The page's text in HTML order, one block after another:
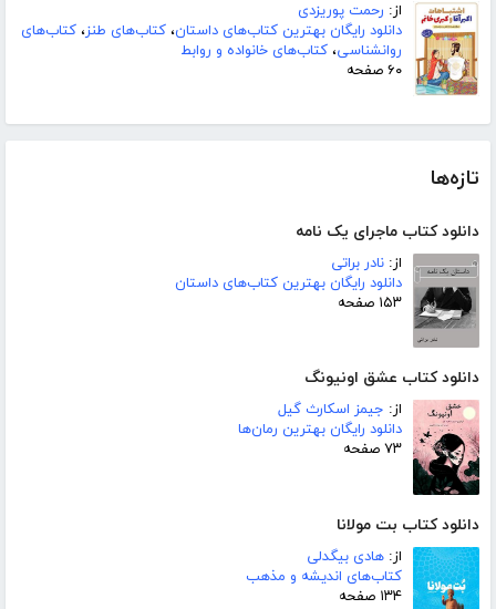
از: رحمت پوریزدی
دانلود رایگان بهترین کتاب‌های داستان، کتاب‌های طنز، کتاب‌های
روانشناسی، کتاب‌های خانواده و روابط
۶۰ صفحه
تازه‌ها
دانلود کتاب ماجرای یک نامه
از: نادر براتی
دانلود رایگان بهترین کتاب‌های داستان
۱۵۳ صفحه
دانلود کتاب عشق اونیونگ
از: جیمز اسکارث گیل
دانلود رایگان بهترین رمان‌ها
۷۳ صفحه
دانلود کتاب بت مولانا
از: هادی بیگدلی
کتاب‌های اندیشه و مذهب
۱۳۴ صفحه